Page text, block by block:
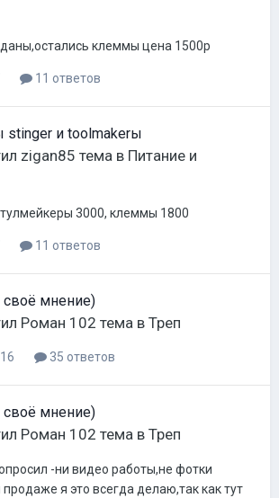
клеммы цена 1500р
11 ответов
и toolmakerы
zigan85 тема в Питание и
3000, клеммы 1800
11 ответов
мнение)
Роман 102 тема в Треп
35 ответов
мнение)
Роман 102 тема в Треп
-ни видео работы,не фотки
я это всегда делаю,так как тут